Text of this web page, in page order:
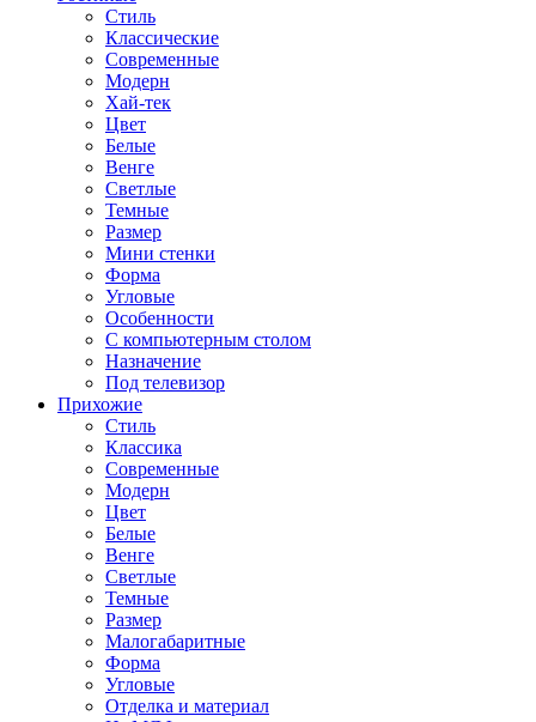
Стиль
Классические
Современные
Модерн
Хай-тек
Цвет
Белые
Венге
Светлые
Темные
Размер
Мини стенки
Форма
Угловые
Особенности
С компьютерным столом
Назначение
Под телевизор
Прихожие
Стиль
Классика
Современные
Модерн
Цвет
Белые
Венге
Светлые
Темные
Размер
Малогабаритные
Форма
Угловые
Отделка и материал